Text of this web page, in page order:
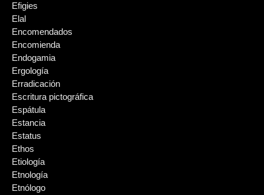
Efigies
Elal
Encomendados
Encomienda
Endogamia
Ergología
Erradicación
Escritura pictográfica
Espátula
Estancia
Estatus
Ethos
Etiología
Etnología
Etnólogo